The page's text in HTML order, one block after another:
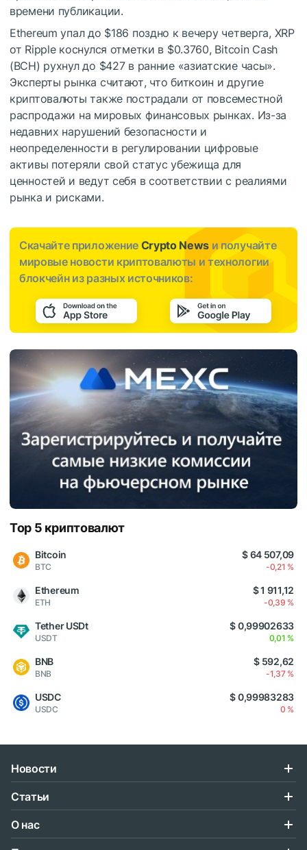
времени публикации.
Ethereum упал до $186 поздно к вечеру четверга, XRP
от Ripple коснулся отметки в $0.3760, Bitcoin Cash
(BCH) рухнул до $427 в ранние «азиатские часы».
Эксперты рынка считают, что биткоин и другие
криптовалюты также пострадали от повсеместной
распродажи на мировых финансовых рынках. Из-за
недавних нарушений безопасности и
неопределенности в регулировании цифровые
активы потеряли свой статус убежища для
ценностей и ведут себя в соответствии с реалиями
рынка и рисками.
Скачайте приложение Crypto News и получайте
мировые новости криптовалюты и технологии
блокчейн из разных источников:
Top 5 криптовалют
Bitcoin
BTC
$ 64 507,09
-0,21 %
Ethereum
ETH
$ 1 911,12
-0,39 %
Tether USDt
USDT
$ 0,99902633
0,01 %
BNB
BNB
$ 592,62
-1,37 %
USDC
USDC
$ 0,99983283
0 %
Новости
Статьи
О нас